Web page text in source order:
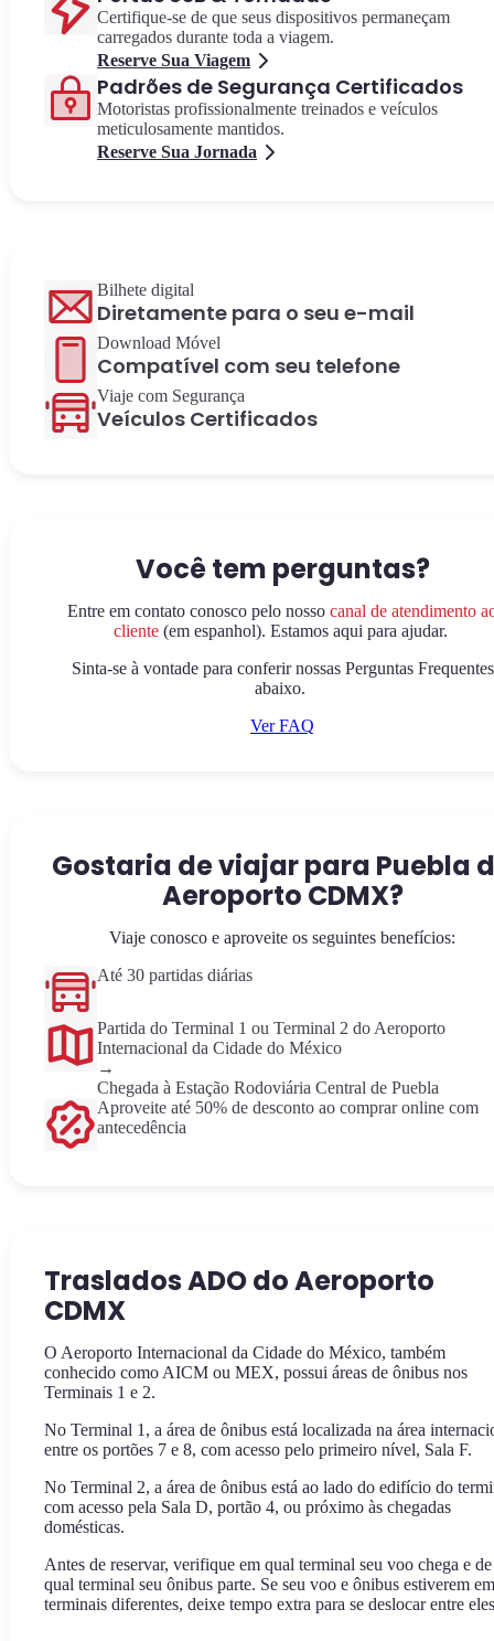
Certifique-se de que seus dispositivos permaneçam
carregados durante toda a viagem.
Reserve Sua Viagem
Padrões de Segurança Certificados
Motoristas profissionalmente treinados e veículos
meticulosamente mantidos.
Reserve Sua Jornada
Bilhete digital
Diretamente para o seu e-mail
Download Móvel
Compatível com seu telefone
Viaje com Segurança
Veículos Certificados
Você tem perguntas?
Entre em contato conosco pelo nosso canal de atendimento
cliente(em espanhol). Estamos aqui para ajudar.
Sinta-se à vontade para conferir nossas Perguntas Frequentes
abaixo.
Ver FAQ
Gostaria de viajar para Puebla
Aeroporto CDMX?
Viaje conosco e aproveite os seguintes benefícios:
Até 30 partidas diárias
Partida do Terminal 1 ou Terminal 2 do Aeroporto
Internacional da Cidade do México
→
Chegada à Estação Rodoviária Central de Puebla
Aproveite até 50% de desconto ao comprar online com
antecedência
Traslados ADO do Aeroporto
CDMX
O Aeroporto Internacional da Cidade do México, também
conhecido como AICM ou MEX, possui áreas de ônibus nos
Terminais 1 e 2.
No Terminal 1, a área de ônibus está localizada na área
entre os portões 7 e 8, com acesso pelo primeiro nível, Sala F.
No Terminal 2, a área de ônibus está ao lado do edifício do
com acesso pela Sala D, portão 4, ou próximo às chegadas
domésticas.
Antes de reservar, verifique em qual terminal seu voo chega e de
qual terminal seu ônibus parte. Se seu voo e ônibus estiverem em
terminais diferentes, deixe tempo extra para se deslocar entre